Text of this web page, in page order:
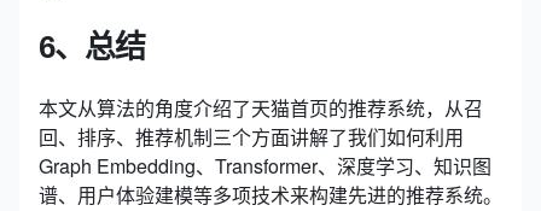
6、总结
本文从算法的角度介绍了天猫首页的推荐系统，从召
回、排序、推荐机制三个方面讲解了我们如何利用
Graph Embedding、Transformer、深度学习、知识图
谱、用户体验建模等多项技术来构建先进的推荐系统。